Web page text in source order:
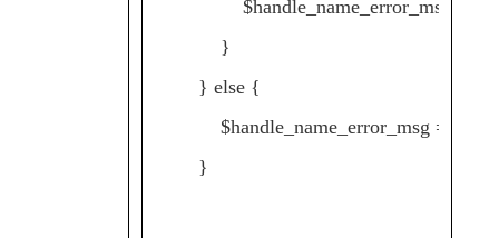
$handle_name_error_msg = 'そ
}
} else {
$handle_name_error_msg = 'ハン
}